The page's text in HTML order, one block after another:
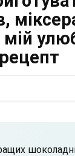
мій
рецепт